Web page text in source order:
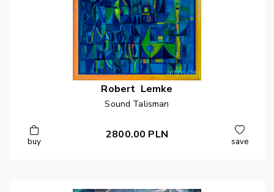
Robert Lemke
Sound Talisman
buy
2800.00 PLN
save